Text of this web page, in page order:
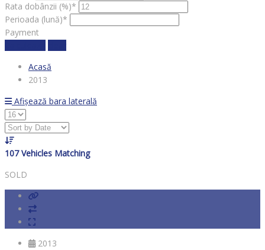
Rata dobânzii (%)*
Perioada (lună)*
Payment
Acasă
2013
Afișează bara laterală
107 Vehicles Matching
SOLD
2013